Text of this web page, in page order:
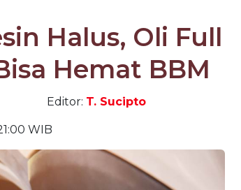
Halus, Oli Full
Hemat BBM
Editor: T. Sucipto
WIB